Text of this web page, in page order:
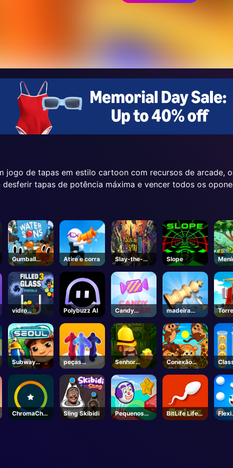
jogo de tapas em estilo cartoon com recursos de
tapas de potência máxima e vencer todos os
Gumball
filhos da
água
Atire e corra
Slay-the-
Spire-2-
Steam
Slope
vidro
enchido
Polybuzz AI
Candy
Clicker
madeira
girando 3D
Torre
Subway
Surfers em
Seul
peças
gelatina
Senhor
Bottomtight
Conexão
Animal
Emoji
ChromaChall
enge
Sling Skibidi
Pequenos
garotos
BitLife Life
Simulator -
Flexi